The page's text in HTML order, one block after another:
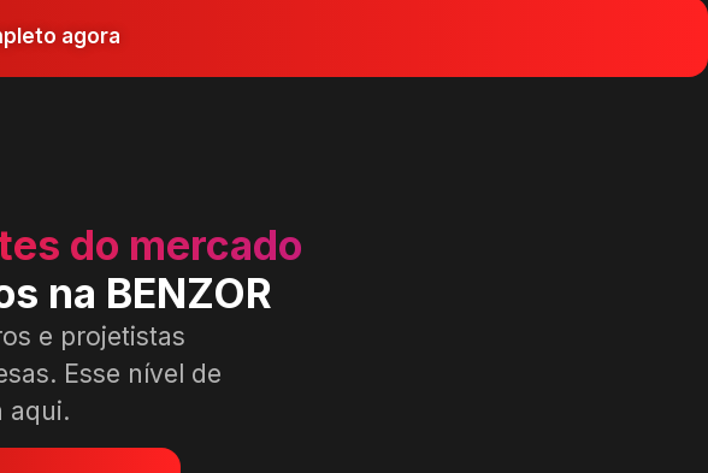
agora
do mercado
na BENZOR
e projetistas
Esse nível de
aqui.